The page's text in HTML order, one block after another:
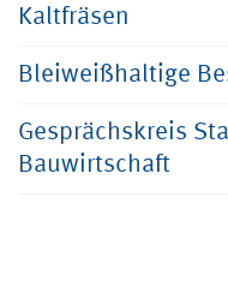
Kaltfräsen
Bleiweißhaltige
Gesprächskreis
Bauwirtschaft